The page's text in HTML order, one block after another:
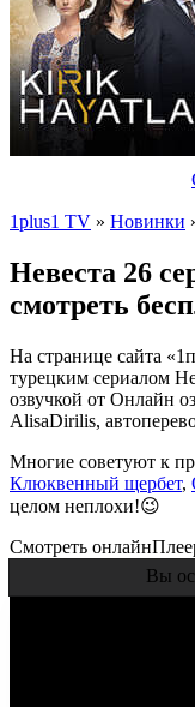
1plus1 TV » Новинки
Невеста 26
смотреть
На странице сайта
турецким сериалом
озвучкой от Онлайн
AlisaDirilis,
Многие советуют к
Клюквенный щербет,
целом неплохи!😉
Смотреть онлайн
Вы